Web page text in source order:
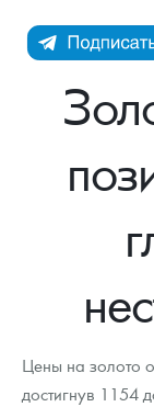
Каталог Монет
Инвестиционные
Памятные монеты
Монеты Царской
Монеты стран
Монеты и жетоны
Георгий
Аксессуары
Инфо
Как сделать заказ
Памятка для
Доставка
Распродажа монет
Аналитика и события
Итоги 2025 года.
Скупка слитков
Наши преимущества
Цены на золото
достигнув 1154